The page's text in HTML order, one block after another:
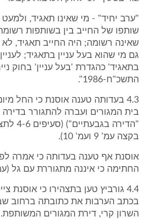
"ערב יחיד" - מי שאינו תאגיד, ולמעט
שותפו של החייב בין בשותפות
שאינה רשומה; היה החייב תאגיד, לא
גם מי שהוא בעל עניין בתאגיד;
בתאגיד' כהגדרת 'בעל עניין' בחוק
התשכ"ח-1986".
בית המגורים ועברה להתגורר בדירה
"הדירה
בקצה עמ' 9 ועמ' 10).
אוסנת אף טענה בעדותה כי אמרה
החתימה כי איננה מתגוררת עם גל (עמ' 10 שורה
4.4 גורביץ טען בתצהירו כי אוסנת
השרון קרי, דירת המגורים המשותפת.